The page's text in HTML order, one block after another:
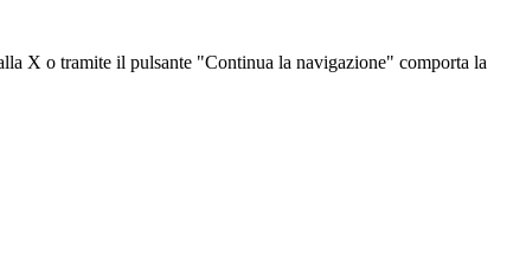
X o tramite il pulsante "Continua la navigazione" comporta la